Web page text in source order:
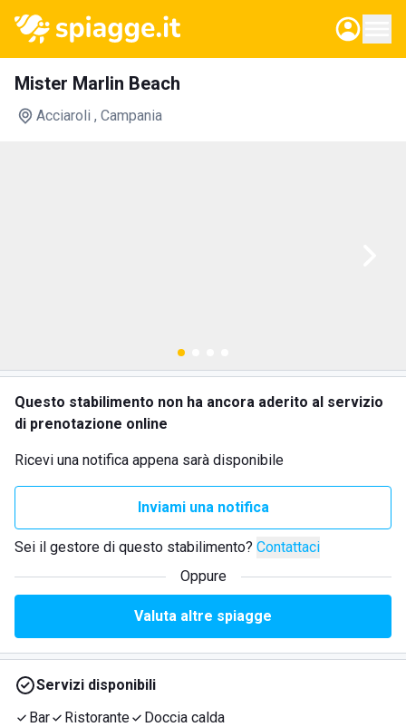
Mister Marlin Beach
Acciaroli , Campania
Questo stabilimento non ha ancora aderito al servizio
di prenotazione online
Ricevi una notifica appena sarà disponibile
Inviami una notifica
Sei il gestore di questo stabilimento? Contattaci
Oppure
Valuta altre spiagge
Servizi disponibili
Bar
Ristorante Doccia calda